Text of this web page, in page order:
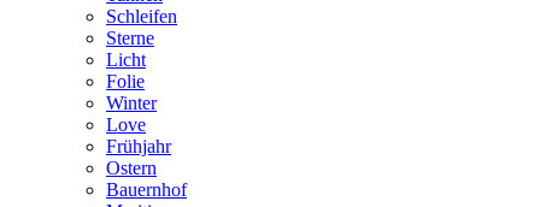
Schleifen
Sterne
Licht
Folie
Winter
Love
Frühjahr
Ostern
Bauernhof